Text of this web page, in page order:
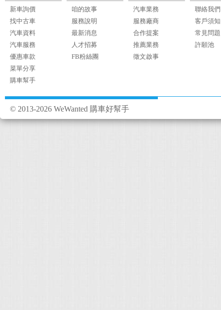
新車詢價
找中古車
汽車資料
汽車服務
優惠車款
菜單分享
購車幫手
咱的故事
服務說明
最新消息
人才招募
FB粉絲團
汽車業務
服務廠商
合作提案
推薦業務
徵文啟事
聯絡我們
客戶須知
常見問題
許願池
© 2013-2026 WeWanted 購車好幫手